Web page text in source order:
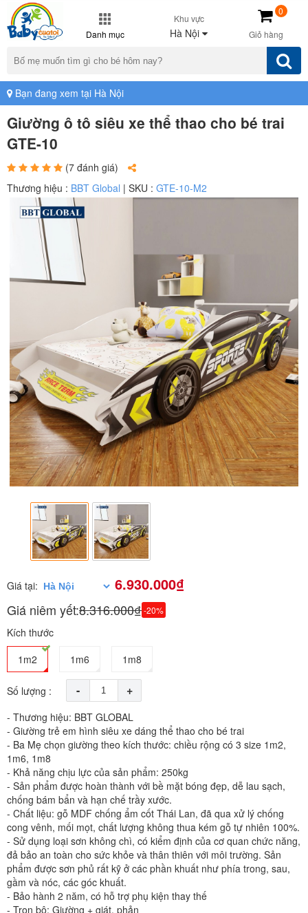
Danh mục
Khu vực
Hà Nội Giỏ hàng
0
Bạn đang xem tại Hà Nội
Giường ô tô siêu xe thể thao cho bé trai
GTE-10
(7 đánh giá)
Thương hiệu : BBT Global | SKU : GTE-10-M2
Giá tại: 6.930.000₫
Giá niêm yết:8.316.000₫-20%
Kích thước
1m2
1m6 1m8
Số lượng : - +
- Thương hiệu: BBT GLOBAL
- Giường trẻ em hình siêu xe dáng thể thao cho bé trai
- Ba Mẹ chọn giường theo kích thước: chiều rộng có 3 size 1m2,
1m6, 1m8
- Khả năng chịu lực của sản phẩm: 250kg
- Sản phẩm được hoàn thành với bề mặt bóng đẹp, dễ lau sạch,
chống bám bẩn và hạn chế trầy xước.
- Chất liệu: gỗ MDF chống ẩm cốt Thái Lan, đã qua xử lý chống
cong vênh, mối mọt, chất lượng không thua kém gỗ tự nhiên 100%.
- Sử dụng loại sơn không chì, có kiểm định của cơ quan chức năng,
đả bảo an toàn cho sức khỏe và thân thiên với môi trường. Sản
phẩm được sơn phủ rất kỹ ở các phần khuất như phía trong, sau,
gầm và nóc, các góc khuất.
- Bảo hành 2 năm, có hỗ trợ phụ kiện thay thế
- Trọn bộ: Giường + giát, phản